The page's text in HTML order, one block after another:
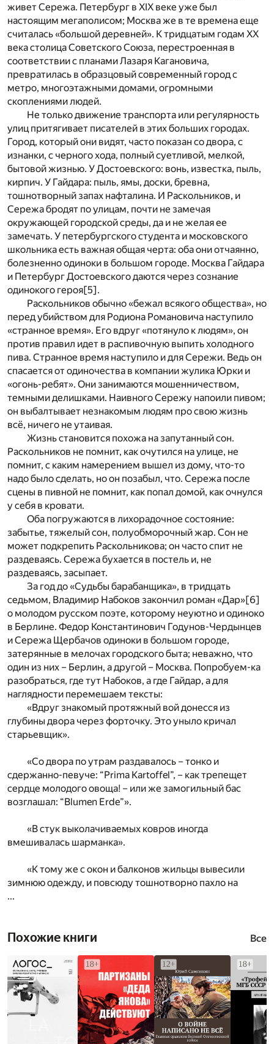
живет Сережа. Петербург в XIX веке уже был
настоящим мегаполисом; Москва же в те времена еще
считалась «большой деревней». К тридцатым годам ХХ
века столица Советского Союза, перестроенная в
соответствии с планами Лазаря Кагановича,
превратилась в образцовый современный город с
метро, многоэтажными домами, огромными
скоплениями людей.
Не только движение транспорта или регулярность
улиц притягивает писателей в этих больших городах.
Город, который они видят, часто показан со двора, с
изнанки, с черного хода, полный суетливой, мелкой,
бытовой жизнью. У Достоевского: вонь, известка, пыль,
кирпич. У Гайдара: пыль, ямы, доски, бревна,
тошнотворный запах нафталина. И Раскольников, и
Сережа бродят по улицам, почти не замечая
окружающей городской среды, да и не желая ее
замечать. У петербургского студента и московского
школьника есть важная общая черта: оба они отчаянно,
болезненно одиноки в большом городе. Москва Гайдара
и Петербург Достоевского даются через сознание
одинокого героя[5].
Раскольников обычно «бежал всякого общества», но
перед убийством для Родиона Романовича наступило
«странное время». Его вдруг «потянуло к людям», он
против правил идет в распивочную выпить холодного
пива. Странное время наступило и для Сережи. Ведь он
спасается от одиночества в компании жулика Юрки и
«огонь-ребят». Они занимаются мошенничеством,
темными делишками. Наивного Сережу напоили пивом;
он выбалтывает незнакомым людям про свою жизнь
всё, ничего не утаивая.
Жизнь становится похожа на запутанный сон.
Раскольников не помнит, как очутился на улице, не
помнит, с каким намерением вышел из дому, что-то
надо было сделать, но он позабыл, что. Сережа после
сцены в пивной не помнит, как попал домой, как очнулся
у себя в кровати.
Оба погружаются в лихорадочное состояние:
забытье, тяжелый сон, полуобморочный жар. Сон не
может подкрепить Раскольникова; он часто спит не
раздеваясь. Сережа бухается в постель и, не
раздеваясь, засыпает.
За год до «Судьбы барабанщика», в тридцать
седьмом, Владимир Набоков закончил роман «Дар»[6]
о молодом русском поэте, которому неуютно и одиноко
в Берлине. Федор Константинович Годунов-Чердынцев
и Сережа Щербачов одиноки в большом городе,
затерянные в мелочах городского быта; неважно, что
один из них – Берлин, а другой – Москва. Попробуем-ка
разобраться, где тут Набоков, а где Гайдар, а для
наглядности перемешаем тексты:
«Вдруг знакомый протяжный вой донесся из
глубины двора через форточку. Это уныло кричал
старьевщик».
«Со двора по утрам раздавалось – тонко и
сдержанно-певуче: “Prima Kartoffel”, – как трепещет
сердце молодого овоща! – или же замогильный бас
возглашал: “Blumen Erde”».
«В стук выколачиваемых ковров иногда
вмешивалась шарманка».
«К тому же с окон и балконов жильцы вывесили
зимнюю одежду, и повсюду тошнотворно пахло на
...
Похожие книги Все